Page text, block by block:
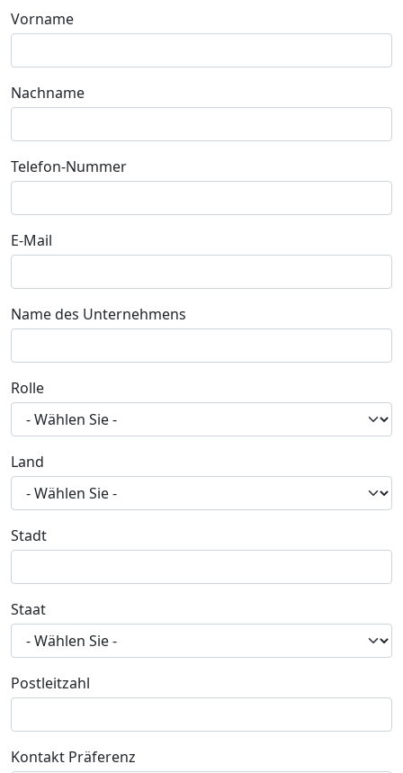
Vorname
Nachname
Telefon-Nummer
E-Mail
Name des Unternehmens
Rolle
Land
Stadt
Staat
Postleitzahl
Kontakt Präferenz